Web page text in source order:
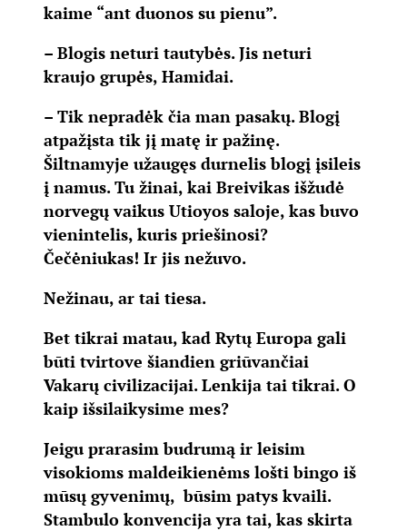
kaime “ant duonos su pienu”.
– Blogis neturi tautybės. Jis neturi
kraujo grupės, Hamidai.
– Tik nepradėk čia man pasakų. Blogį
atpažįsta tik jį matę ir pažinę.
Šiltnamyje užaugęs durnelis blogį įsileis
į namus. Tu žinai, kai Breivikas išžudė
norvegų vaikus Utioyos saloje, kas buvo
vienintelis, kuris priešinosi?
Čečėniukas! Ir jis nežuvo.
Nežinau, ar tai tiesa.
Bet tikrai matau, kad Rytų Europa gali
būti tvirtove šiandien griūvančiai
Vakarų civilizacijai. Lenkija tai tikrai. O
kaip išsilaikysime mes?
Jeigu prarasim budrumą ir leisim
visokioms maldeikienėms lošti bingo iš
mūsų gyvenimų, būsim patys kvaili.
Stambulo konvencija yra tai, kas skirta